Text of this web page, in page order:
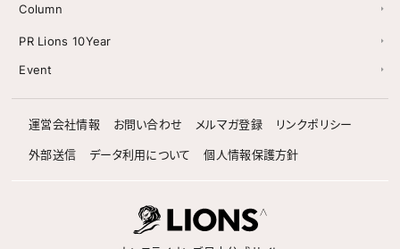
Column
PR Lions 10Year
Event
運営会社情報 お問い合わせ メルマガ登録 リンクポリシー
外部送信 データ利用について 個人情報保護方針